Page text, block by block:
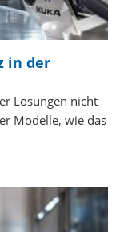
in der
Lösungen nicht
Modelle, wie das